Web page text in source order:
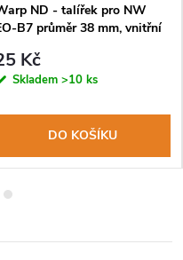
ND - talířek pro NW
B7 průměr 38 mm, vnitřní
Kč
Skladem >10 ks
DO KOŠÍKU